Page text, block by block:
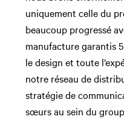
uniquement celle du
beaucoup progressé
manufacture garantis
le design et toute
notre réseau de
stratégie de
sœurs au sein du